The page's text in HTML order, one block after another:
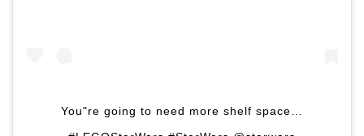
You"re going to need more shelf space…